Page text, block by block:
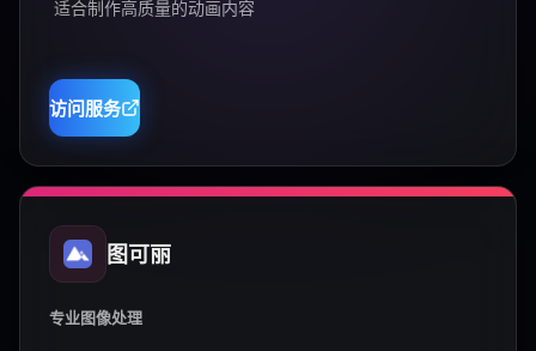
适合制作高质量的动画内容
访问服务
图可丽
专业图像处理